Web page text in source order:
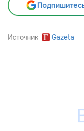
Источник Gazeta